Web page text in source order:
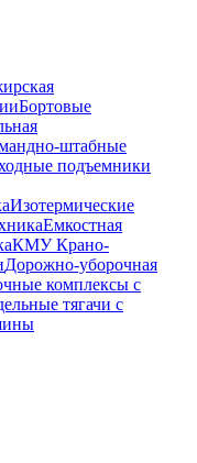
Бортовые
штабные
подъемники
Изотермические
Емкостная
КМУ Крано-
Дорожно-уборочная
комплексы с
тягачи с